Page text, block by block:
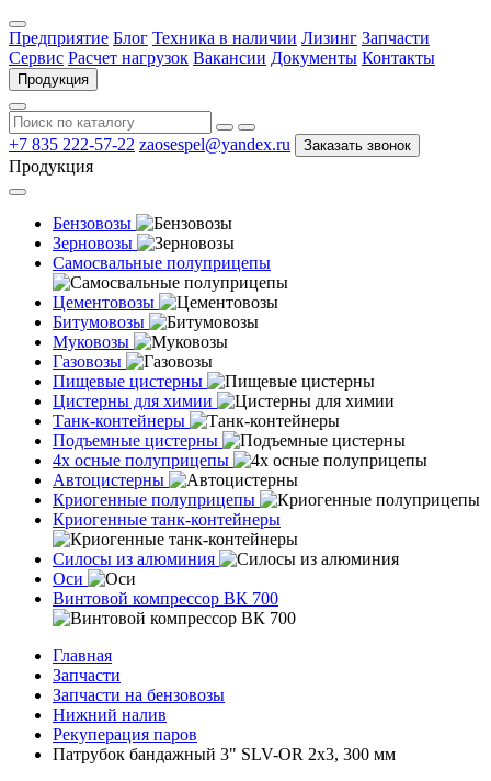
Предприятие Блог Техника в наличии Лизинг Запчасти
Сервис Расчет нагрузок Вакансии Документы Контакты
Продукция
+7 835 222-57-22 zaosespel@yandex.ru Заказать звонок
Продукция
Бензовозы
Зерновозы
Самосвальные полуприцепы
Цементовозы
Битумовозы
Муковозы
Газовозы
Пищевые цистерны
Цистерны для химии
Танк-контейнеры
Подъемные цистерны
4х осные полуприцепы
Автоцистерны
Криогенные полуприцепы
Криогенные танк-контейнеры
Силосы из алюминия
Оси
Винтовой компрессор ВК 700
Главная
Запчасти
Запчасти на бензовозы
Нижний налив
Рекуперация паров
Патрубок бандажный 3" SLV-OR 2x3, 300 мм